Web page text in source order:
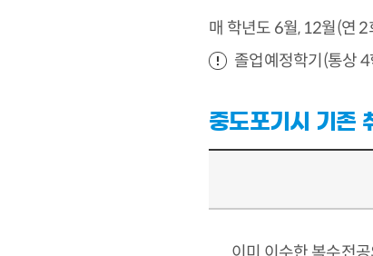
매 학년도 6월, 12월(연 2
졸업예정학기(통상
중도포기시 기존